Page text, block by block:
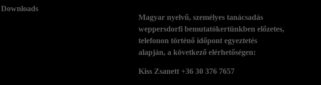
Downloads
Magyar nyelvű, személyes tanácsadás
weppersdorfi bemutatókertünkben előzetes,
telefonon történő időpont egyeztetés
alapján, a következő elérhetőségen:
Kiss Zsanett +36 30 376 7657